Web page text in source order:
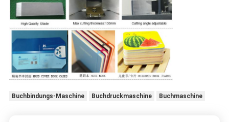
Buchbindungs-Maschine Buchdruckmaschine Buchmaschine